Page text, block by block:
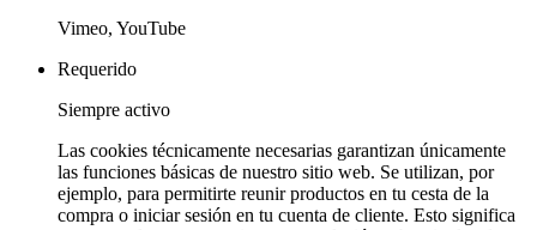
Vimeo, YouTube
Requerido
Siempre activo
Las cookies técnicamente necesarias garantizan únicamente
las funciones básicas de nuestro sitio web. Se utilizan, por
ejemplo, para permitirte reunir productos en tu cesta de la
compra o iniciar sesión en tu cuenta de cliente. Esto significa